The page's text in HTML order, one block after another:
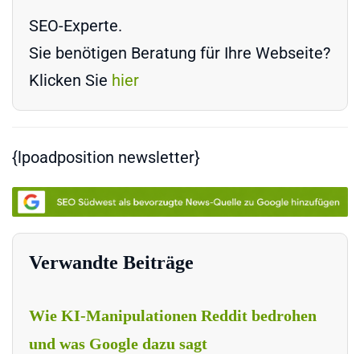
SEO-Experte.
Sie benötigen Beratung für Ihre Webseite?
Klicken Sie hier
{lpoadposition newsletter}
Verwandte Beiträge
Wie KI-Manipulationen Reddit bedrohen
und was Google dazu sagt